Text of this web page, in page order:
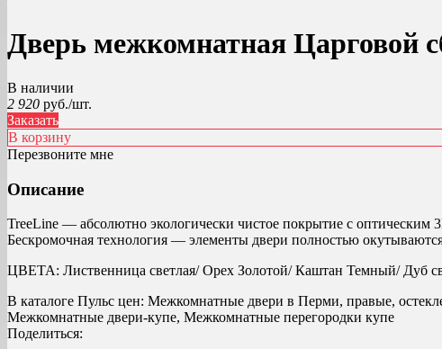
Дверь межкомнатная Царговой
В наличии
2 920 руб./шт.
Заказать
В корзину
Перезвоните мне
Описание
TreeLine — абсолютно экологически чистое покрытие с
Бескромочная технология — элементы двери полностью
ЦВЕТА: Лиственница светлая/ Орех Золотой/ Каштан Темный/ Дуб
В каталоге Пульс цен: Межкомнатные двери в Перми, правые,
Межкомнатные двери-купе, Межкомнатные перегородки купе
Поделиться: